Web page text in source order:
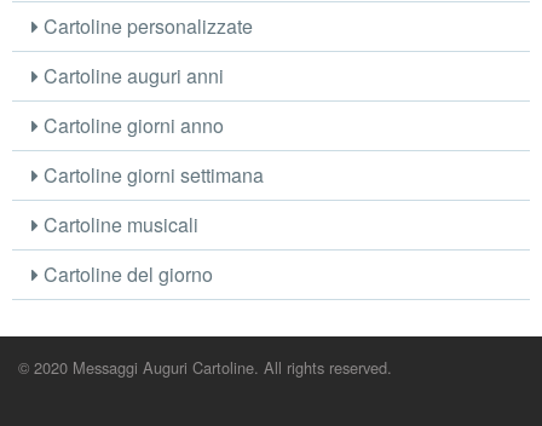
Cartoline personalizzate
Cartoline auguri anni
Cartoline giorni anno
Cartoline giorni settimana
Cartoline musicali
Cartoline del giorno
© 2020 Messaggi Auguri Cartoline. All rights reserved.